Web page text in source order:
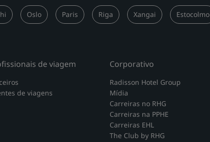
Oslo Paris Riga Xangai Estocolmo
de viagem
de viagens
Corporativo
Radisson Hotel Group
Mídia
Carreiras no RHG
Carreiras na PPHE
Carreiras EHL
The Club by RHG